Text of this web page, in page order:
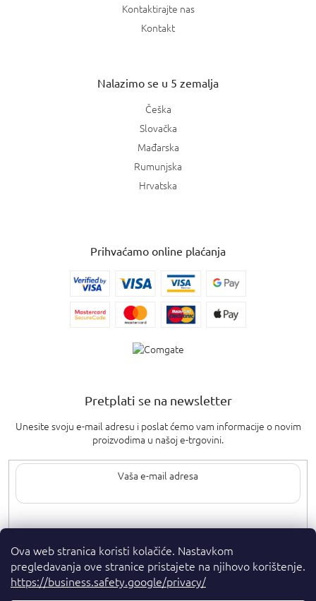
Ova web stranica koristi kolačiće. Nastavkom
pregledavanja ove stranice pristajete na njihovo korištenje.
https://business.safety.google/privacy/
Kontaktirajte nas
Kontakt
Nalazimo se u 5 zemalja
Češka
Slovačka
Mađarska
Rumunjska
Hrvatska
Prihvaćamo online plaćanja
Pretplati se na newsletter
Unesite svoju e-mail adresu i poslat ćemo vam informacije o novim
proizvodima u našoj e-trgovini.
Upisom svoje e-pošte pristajete nauvjete privatnosti.